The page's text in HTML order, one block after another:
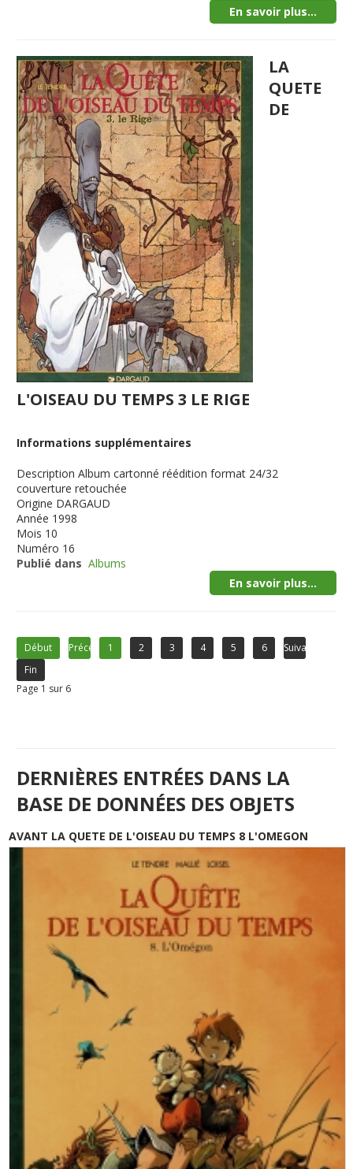
En savoir plus...
LA
QUETE
DE
L'OISEAU DU TEMPS 3 LE RIGE
Informations supplémentaires
Description Album cartonné réédition format 24/32
couverture retouchée
Origine DARGAUD
Année 1998
Mois 10
Numéro 16
Publié dans Albums
En savoir plus...
Début Précédent1 2 3 4 5 6
Suivant
Fin
Page 1 sur 6
DERNIÈRES ENTRÉES DANS LA
BASE DE DONNÉES DES OBJETS
AVANT LA QUETE DE L'OISEAU DU TEMPS 8 L'OMEGON